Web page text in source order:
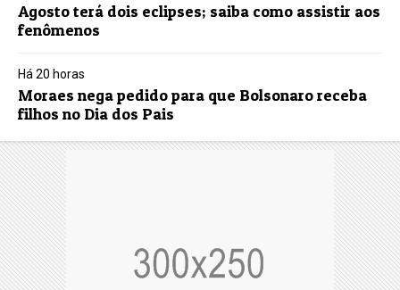
Agosto terá dois eclipses; saiba como assistir aos
fenômenos
Há 20 horas
Moraes nega pedido para que Bolsonaro receba
filhos no Dia dos Pais